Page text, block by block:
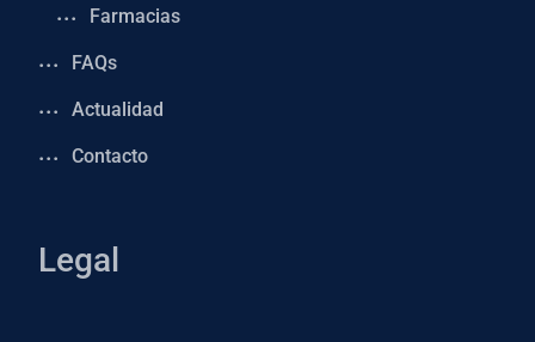
Farmacias
FAQs
Actualidad
Contacto
Legal